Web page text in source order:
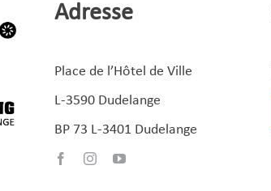
Adresse
Place de l’Hôtel de Ville
L-3590 Dudelange
BP 73 L-3401 Dudelange